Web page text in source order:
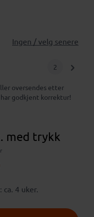
Ingen / velg senere
2
oversendes etter
godkjent korrektur!
med trykk
ca. 4 uker.